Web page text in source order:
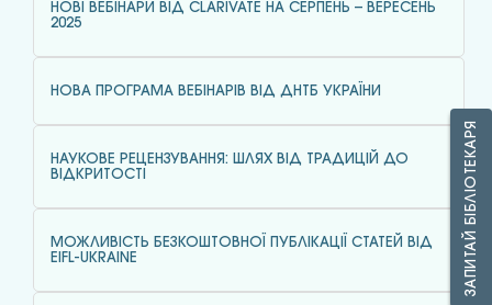
НОВІ ВЕБІНАРИ ВІД CLARIVATE НА СЕРПЕНЬ – ВЕРЕСЕНЬ
2025
НОВА ПРОГРАМА ВЕБІНАРІВ ВІД ДНТБ УКРАЇНИ
НАУКОВЕ РЕЦЕНЗУВАННЯ: ШЛЯХ ВІД ТРАДИЦІЙ ДО
ВІДКРИТОСТІ
МОЖЛИВІСТЬ БЕЗКОШТОВНОЇ ПУБЛІКАЦІЇ СТАТЕЙ ВІД
EIFL-UKRAINE
ЗАПИТАЙ БІБЛІОТЕКАРЯ